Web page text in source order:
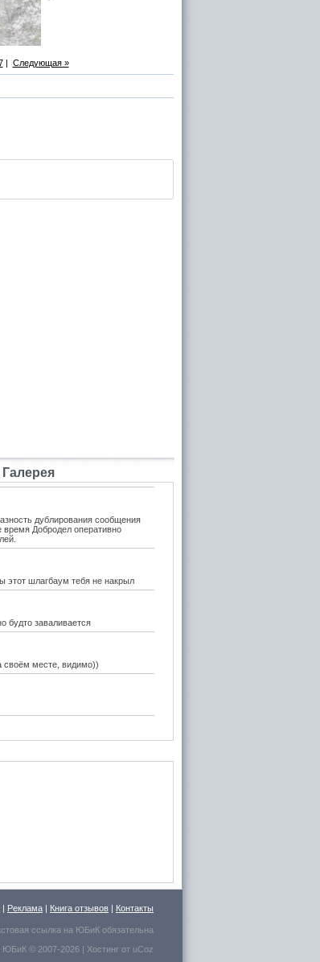
| Следующая »
дублирования сообщения
Добродел оперативно
этот шлагбаум тебя не накрыл
будто заваливается
своём месте, видимо))
что это гриб в листьях
выбрал.
| Реклама | Книга отзывов | Контакты
ссылка на ЮБиК обязательна
ЮБиК © 2007-2026 | Хостинг от uCoz